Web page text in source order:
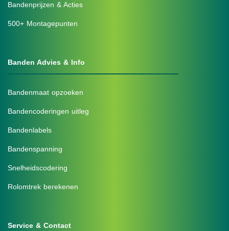
Bandenprijzen & Acties
500+ Montagepunten
Banden Advies & Info
Bandenmaat opzoeken
Bandencoderingen uitleg
Bandenlabels
Bandenspanning
Snelheidscodering
Rolomtrek berekenen
Service & Contact